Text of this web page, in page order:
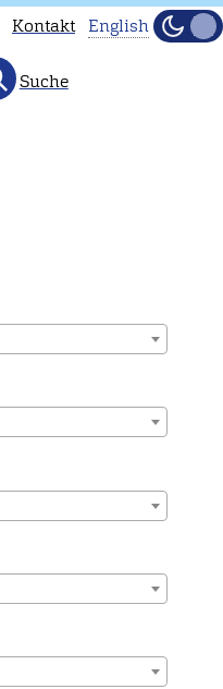
Kontakt
to
our
main
instead.
English
Hell
Suche